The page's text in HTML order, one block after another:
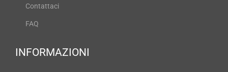
Contattaci
FAQ
INFORMAZIONI